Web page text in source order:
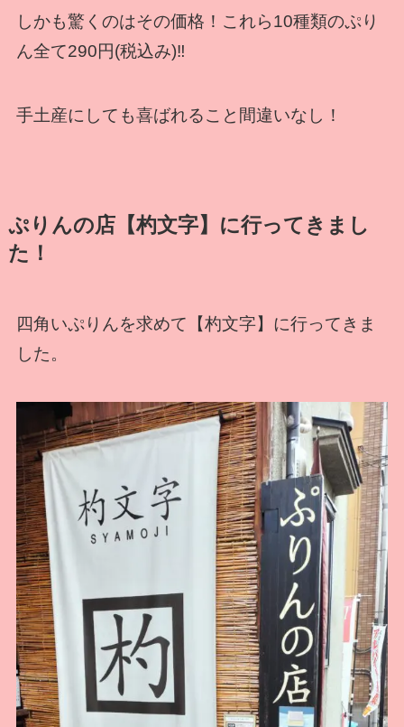
しかも驚くのはその価格！これら10種類のぷり
ん全て290円(税込み)‼
手土産にしても喜ばれること間違いなし！
ぷりんの店【杓文字】に行ってきまし
た！
四角いぷりんを求めて【杓文字】に行ってきま
した。